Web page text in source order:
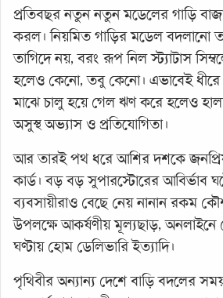
প্রতিবছর নতুন নতুন মডেলের গাড়ি
করল। নিয়মিত গাড়ির মডেল বদলানো
তাগিদে নয়, বরং রূপ নিল স্ট্যাটাস
হলেও কেনো, তবু কেনো। এভাবেই ধীরে
মাঝে চালু হয়ে গেল ঋণ করে হলেও
অসুস্থ অভ্যাস ও প্রতিযোগিতা।
আর তারই পথ ধরে আশির দশকে
কার্ড। বড় বড় সুপারস্টোরের আবির্ভাব
ব্যবসায়ীরাও বেছে নেয় নানান রকম
উপলক্ষে আকর্ষণীয় মূল্যছাড়,
ঘণ্টায় হোম ডেলিভারি ইত্যাদি।
পৃথিবীর অন্যান্য দেশে বাড়ি বদলের